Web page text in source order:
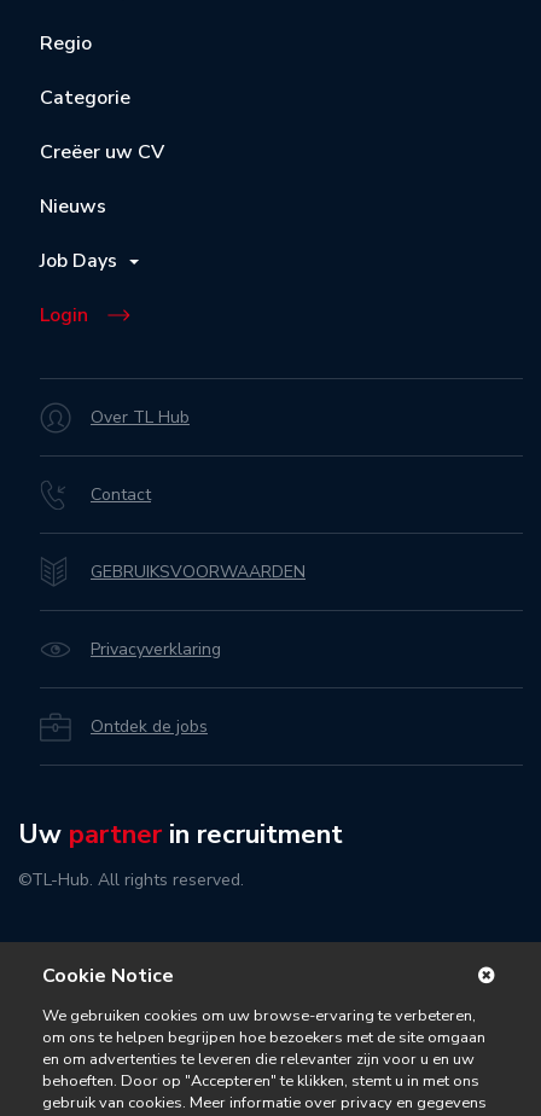
Regio
Categorie
Creëer uw CV
Nieuws
Job Days
Login
Over TL Hub
Contact
GEBRUIKSVOORWAARDEN
Privacyverklaring
Ontdek de jobs
Uw partner in recruitment
©TL-Hub. All rights reserved.
Cookie Notice
We gebruiken cookies om uw browse-ervaring te verbeteren,
om ons te helpen begrijpen hoe bezoekers met de site omgaan
en om advertenties te leveren die relevanter zijn voor u en uw
behoeften. Door op "Accepteren" te klikken, stemt u in met ons
gebruik van cookies. Meer informatie over privacy en gegevens